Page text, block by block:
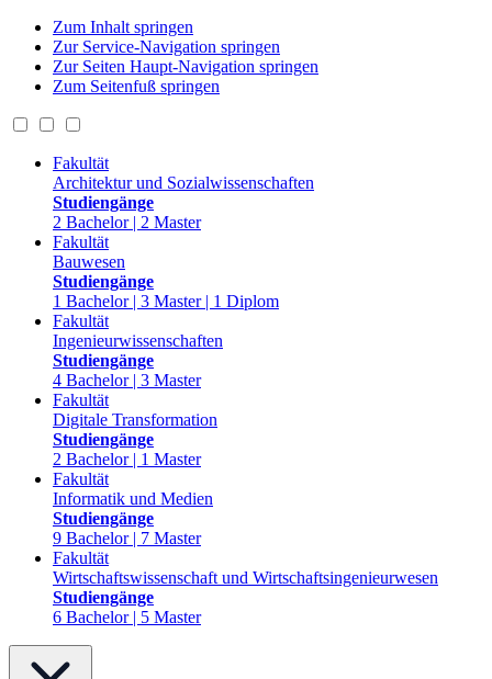
Zum Inhalt springen
Zur Service-Navigation springen
Zur Seiten Haupt-Navigation springen
Zum Seitenfuß springen
Fakultät
Architektur und Sozialwissenschaften
Studiengänge
2 Bachelor | 2 Master
Fakultät
Bauwesen
Studiengänge
1 Bachelor | 3 Master | 1 Diplom
Fakultät
Ingenieurwissenschaften
Studiengänge
4 Bachelor | 3 Master
Fakultät
Digitale Transformation
Studiengänge
2 Bachelor | 1 Master
Fakultät
Informatik und Medien
Studiengänge
9 Bachelor | 7 Master
Fakultät
Wirtschaftswissenschaft und Wirtschaftsingenieurwesen
Studiengänge
6 Bachelor | 5 Master